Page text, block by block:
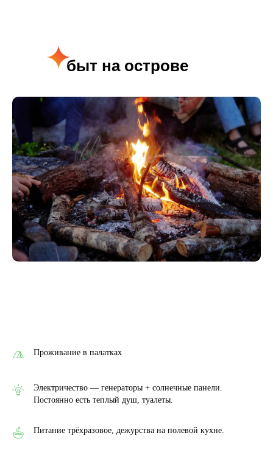
быт на острове
Проживание в палатках
Электричество — генераторы + солнечные панели.
Постоянно есть теплый душ, туалеты.
Питание трёхразовое, дежурства на полевой кухне.